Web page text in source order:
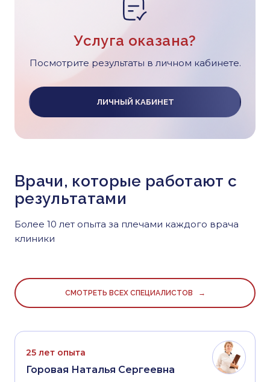
Услуга оказана?
Посмотрите результаты в личном кабинете.
ЛИЧНЫЙ КАБИНЕТ
Врачи, которые работают с
результатами
Более 10 лет опыта за плечами каждого врача
клиники
СМОТРЕТЬ ВСЕХ СПЕЦИАЛИСТОВ →
25 лет опыта
Горовая Наталья Сергеевна